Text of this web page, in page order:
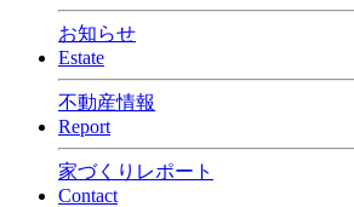
お知らせ
Estate
不動産情報
Report
家づくりレポート
Contact